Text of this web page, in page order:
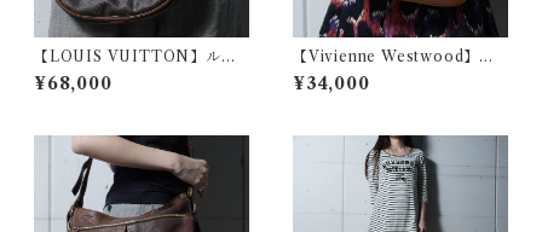
【LOUIS VUITTON】ルイ
ヴィトン ジュヌフィーユ GM
モノグラムレザーショルダー
¥68,000
【Vivienne Westwood】ヴ
ィヴィアンウエストウッド エ
ンボスオーブロゴアコードレ
¥34,000